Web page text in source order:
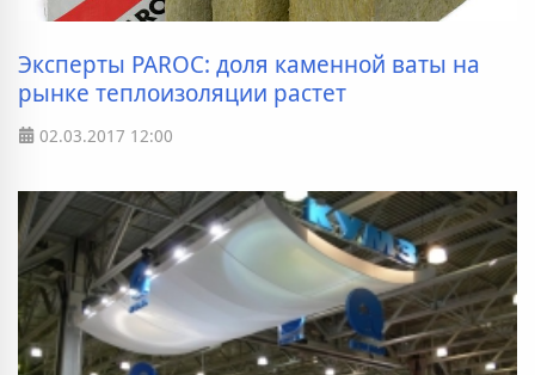
Эксперты PAROC: доля каменной ваты на
рынке теплоизоляции растет
02.03.2017 12:00